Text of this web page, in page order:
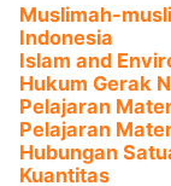
Muslimah-
Indonesia
Islam and
Hukum Gerak
Pelajaran
Pelajaran
Hubungan
Kuantitas